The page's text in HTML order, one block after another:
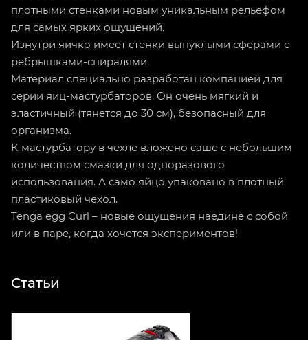
плотными стенками новым уникальным рельефом
для самых ярких ощущений.
Изнутри яичко имеет стенки выпуклыми сферами с
ребрышками-спиралями.
Материал специально разработан компанией для
серии яиц-мастурбаторов. Он очень мягкий и
эластичный (тянется до 30 см), безопасный для
организма.
К мастурбатору в чехле вложено саше с небольшим
количеством смазки для одноразового
использования. А само яйцо упаковано в плотный
пластиковый чехол.
Tenga egg Curl – новые ощущения наедине с собой
или в паре, когда хочется экспериментов!
Статьи